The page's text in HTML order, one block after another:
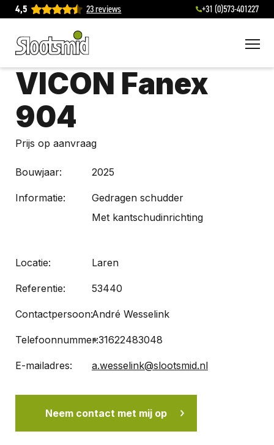
4,5 23 reviews +31 (0)573-401227
VICON Fanex
904
Prijs op aanvraag
Bouwjaar: 2025
Informatie:
Gedragen schudder
Met kantschudinrichting
Locatie: Laren
Referentie: 53440
Contactpersoon:André Wesselink
Telefoonnummer:+31622483048
E-mailadres: a.wesselink@slootsmid.nl
Neem contact met mij op